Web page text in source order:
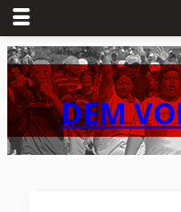
Zum
Inhalt
springenDEM